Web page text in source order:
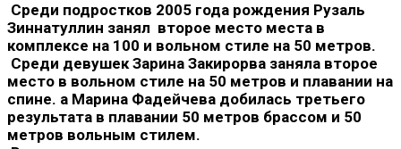
Среди подростков 2005 года рождения Рузаль
Зиннатуллин занял второе место места в
комплексе на 100 и вольном стиле на 50 метров.
Среди девушек Зарина Закирорва заняла второе
место в вольном стиле на 50 метров и плавании на
спине. а Марина Фадейчева добилась третьего
результата в плавании 50 метров брассом и 50
метров вольным стилем.